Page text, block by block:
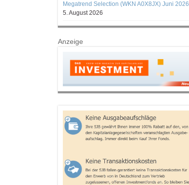
Megatrend Selection (WKN A0X8JX) Juni 2026
5. August 2026
Anzeige